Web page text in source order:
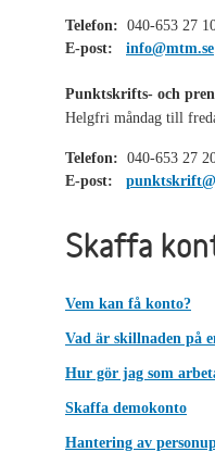
Telefon: 040-653 27
E-post:
info@mtm.se
Punktskrifts- och
Helgfri måndag till
Telefon: 040-653 27
E-post:
Skaffa
Vem kan få konto?
Vad är skillnaden på
Hur gör jag som
Skaffa demokonto
Hantering av